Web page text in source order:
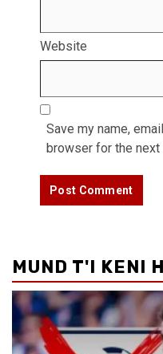
Website
Save my name,
browser for the next
MUND T'I KENI